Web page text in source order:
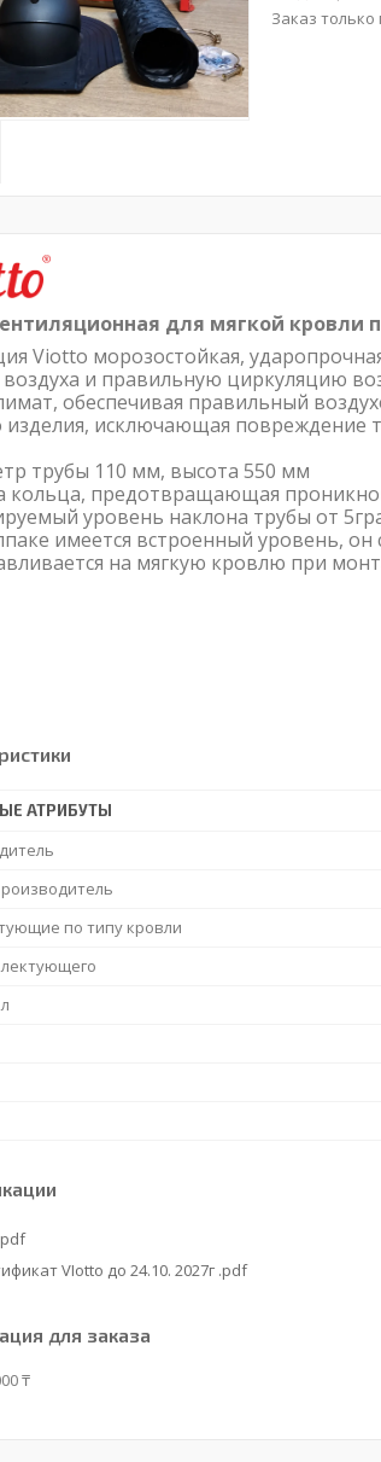
Заказ
для мягкой кровли
Viotto морозостойкая,
воздуха и правильную циркуляцию
обеспечивая правильный
изделия, исключающая повреждение
трубы 110 мм, высота 550 мм
кольца, предотвращающая
уровень наклона трубы от
имеется встроенный уровень,
на мягкую кровлю при
АТРИБУТЫ
по типу кровли
VIotto до 24.10. 2027г .pdf
для заказа
₸